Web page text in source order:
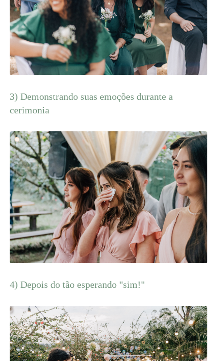
3) Demonstrando suas emoções durante a
cerimonia
4) Depois do tão esperando "sim!"